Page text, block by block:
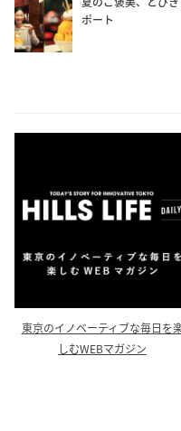
ポート
東京のイノベーティブな毎日を
しむWEBマガジン